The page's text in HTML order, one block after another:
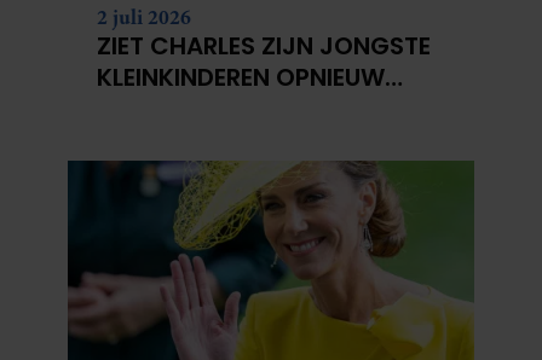
2 juli 2026
ZIET CHARLES ZIJN JONGSTE
KLEINKINDEREN OPNIEUW